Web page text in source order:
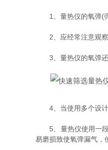
1、量热仪的氧弹(弹
2、应经常注意观察
3、量热仪的氧弹还
4、当使用多个设计
5、量热仪使用一段
易磨损致使氧弹漏气，